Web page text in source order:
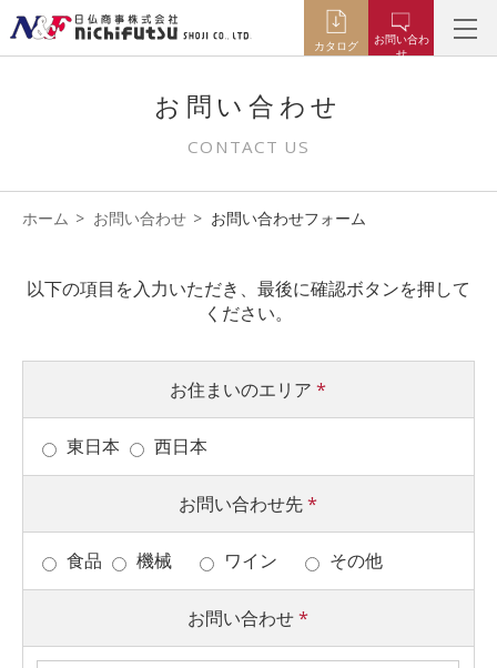
カタログ
お問い合わ
せ
お問い合わせ
CONTACT US
ホーム お問い合わせ お問い合わせフォーム
以下の項目を入力いただき、最後に確認ボタンを押して
ください。
お住まいのエリア*
東日本 西日本
お問い合わせ先*
食品 機械 ワイン その他
お問い合わせ*